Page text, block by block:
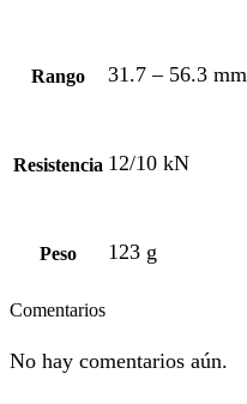
Rango 31.7 – 56.3 mm
Resistencia 12/10 kN
Peso 123 g
Comentarios
No hay comentarios aún.